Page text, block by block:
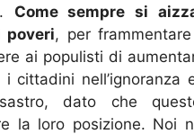
Come sempre si
poveri, per
ai populisti di
i cittadini nell’ignoranza
dato che
la loro posizione. Noi